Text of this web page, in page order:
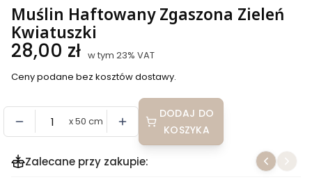
Muślin Haftowany Zgaszona Zieleń
Kwiatuszki
Cena
28,00 zł w tym 23% VAT
w tym 23% VAT
Ceny podane bez kosztów dostawy.
x 50 cm
DODAJ DO
KOSZYKA
Zalecane przy zakupie: